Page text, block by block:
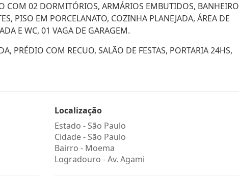
COM 02 DORMITÓRIOS, ARMÁRIOS EMBUTIDOS, BANHEIRO
PISO EM PORCELANATO, COZINHA PLANEJADA, ÁREA DE
E WC, 01 VAGA DE GARAGEM.
PRÉDIO COM RECUO, SALÃO DE FESTAS, PORTARIA 24HS,
Localização
Estado -São Paulo
Cidade -São Paulo
Bairro - Moema
Logradouro -Av. Agami